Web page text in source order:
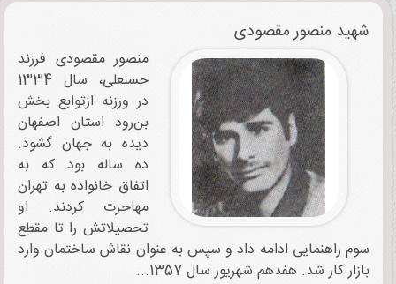
شهید منصور مقصودی
منصور مقصودی فرزند
حسنعلی، سال 1334
در ورزنه ازتوابع بخش
بن‌رود استان اصفهان
دیده به جهان گشود.
ده ساله بود که به
اتفاق خانواده به تهران
مهاجرت کردند. او
تحصیلاتش را تا مقطع
سوم راهنمایی ادامه داد و سپس به عنوان نقاش ساختمان وارد
بازار کار شد. هفدهم شهریور سال 1357...